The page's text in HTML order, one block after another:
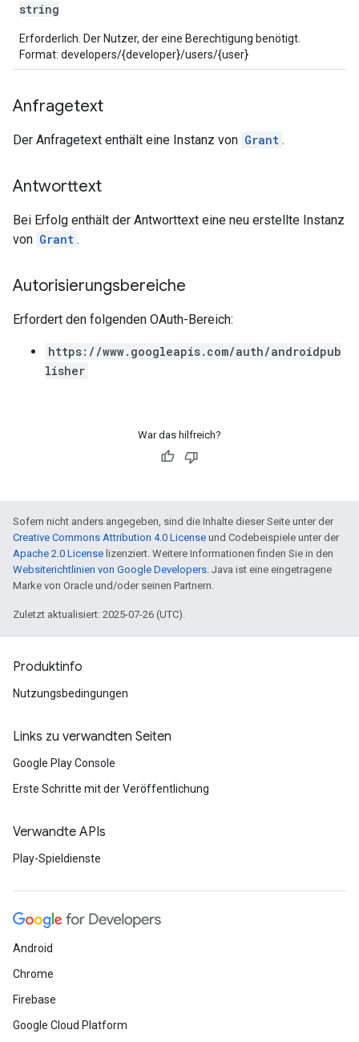
string
Erforderlich. Der Nutzer, der eine Berechtigung benötigt.
Format: developers/{developer}/users/{user}
Anfragetext
Der Anfragetext enthält eine Instanz von Grant .
Antworttext
Bei Erfolg enthält der Antworttext eine neu erstellte Instanz
von Grant .
Autorisierungsbereiche
Erfordert den folgenden OAuth-Bereich:
https://www.googleapis.com/auth/androidpub
lisher
War das hilfreich?
Sofern nicht anders angegeben, sind die Inhalte dieser Seite unter der
Creative Commons Attribution 4.0 License und Codebeispiele unter der
Apache 2.0 License lizenziert. Weitere Informationen finden Sie in den
Websiterichtlinien von Google Developers. Java ist eine eingetragene
Marke von Oracle und/oder seinen Partnern.
Zuletzt aktualisiert: 2025-07-26 (UTC).
Produktinfo
Nutzungsbedingungen
Links zu verwandten Seiten
Google Play Console
Erste Schritte mit der Veröffentlichung
Verwandte APIs
Play-Spieldienste
Android
Chrome
Firebase
Google Cloud Platform